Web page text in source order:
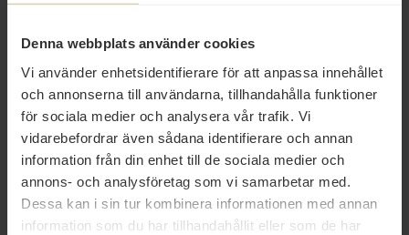
Denna webbplats använder cookies
Vi använder enhetsidentifierare för att anpassa innehållet
och annonserna till användarna, tillhandahålla funktioner
för sociala medier och analysera vår trafik. Vi
vidarebefordrar även sådana identifierare och annan
information från din enhet till de sociala medier och
annons- och analysföretag som vi samarbetar med.
Dessa kan i sin tur kombinera informationen med annan
information som du har tillhandahållit eller som de har
Andra köper även